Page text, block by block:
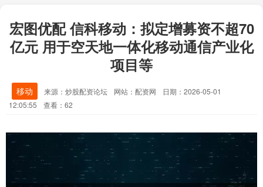
宏图优配 信科移动：拟定增募资不超70
亿元 用于空天地一体化移动通信产业化
项目等
移动 来源：炒股配资论坛 网站：配资网
日期：2026-05-01
12:05:55
查看：62